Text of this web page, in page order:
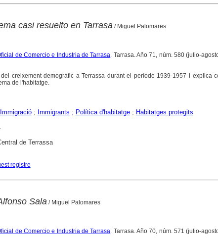
casi resuelto en Tarrasa/ Miguel Palomares
de Comercio e Industria de Tarrasa. Tarrasa. Año 71, núm. 580 (julio-
creixement demogràfic a Terrassa durant el període 1939-1957 i explica
de l'habitatge.
Immigració; Immigrants ; Política d'habitatge; Habitatges protegits
de Terrassa
registre
Sala/ Miguel Palomares
de Comercio e Industria de Tarrasa. Tarrasa. Año 70, núm. 571 (julio-